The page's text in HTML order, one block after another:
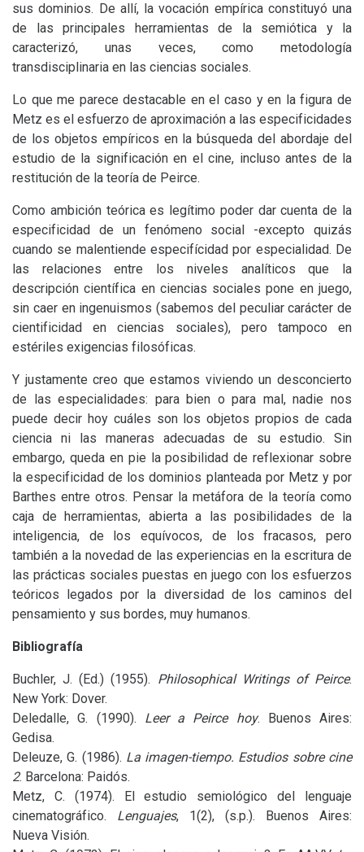
sus dominios. De allí, la vocación empírica constituyó una
de las principales herramientas de la semiótica y la
caracterizó, unas veces, como metodología
transdisciplinaria en las ciencias sociales.
Lo que me parece destacable en el caso y en la figura de
Metz es el esfuerzo de aproximación a las especificidades
de los objetos empíricos en la búsqueda del abordaje del
estudio de la significación en el cine, incluso antes de la
restitución de la teoría de Peirce.
Como ambición teórica es legítimo poder dar cuenta de la
especificidad de un fenómeno social -excepto quizás
cuando se malentiende especifícidad por especialidad. De
las relaciones entre los niveles analíticos que la
descripción científica en ciencias sociales pone en juego,
sin caer en ingenuismos (sabemos del peculiar carácter de
cientificidad en ciencias sociales), pero tampoco en
estériles exigencias filosóficas.
Y justamente creo que estamos viviendo un desconcierto
de las especialidades: para bien o para mal, nadie nos
puede decir hoy cuáles son los objetos propios de cada
ciencia ni las maneras adecuadas de su estudio. Sin
embargo, queda en pie la posibilidad de reflexionar sobre
la especificidad de los dominios planteada por Metz y por
Barthes entre otros. Pensar la metáfora de la teoría como
caja de herramientas, abierta a las posibilidades de la
inteligencia, de los equívocos, de los fracasos, pero
también a la novedad de las experiencias en la escritura de
las prácticas sociales puestas en juego con los esfuerzos
teóricos legados por la diversidad de los caminos del
pensamiento y sus bordes, muy humanos.
Bibliografía
Buchler, J. (Ed.) (1955). Philosophical Writings of Peirce.
New York: Dover.
Deledalle, G. (1990). Leer a Peirce hoy. Buenos Aires:
Gedisa.
Deleuze, G. (1986). La imagen-tiempo. Estudios sobre cine
2. Barcelona: Paidós.
Metz, C. (1974). El estudio semiológico del lenguaje
cinematográfico. Lenguajes, 1(2), (s.p.). Buenos Aires:
Nueva Visión.